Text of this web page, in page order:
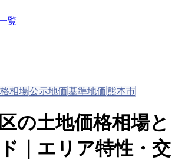
覧
相場公示地価基準地価 熊本市
の土地価格相場と
｜エリア特性・交